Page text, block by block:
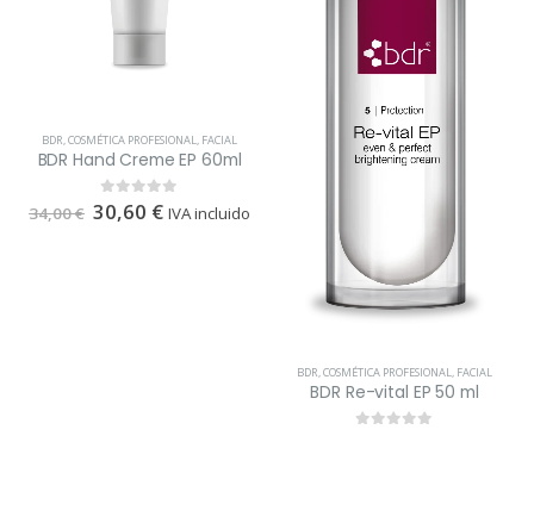
BDR,COSMÉTICA PROFESIONAL, FACIAL
BDR Hand Creme EP 60ml
0out of 5
34,00€ 30,60 € IVA incluido
BDR,COSMÉTICA PROFESIONAL, FACIAL
BDR Re-vital EP 50 ml